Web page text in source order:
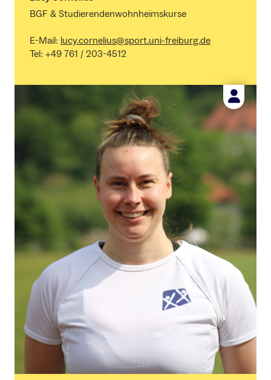
BGF & Studierendenwohnheimskurse
E-Mail: lucy.cornelius@sport.uni-freiburg.de
Tel: +49 761 / 203-4512